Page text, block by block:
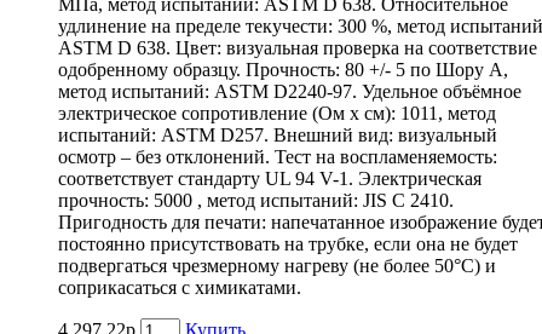
МПа, метод испытаний: ASTM D 638. Относительное
удлинение на пределе текучести: 300 %, метод
ASTM D 638. Цвет: визуальная проверка на соответствие
одобренному образцу. Прочность: 80 +/- 5 по Шору А,
метод испытаний: ASTM D2240-97. Удельное объёмное
электрическое сопротивление (Ом х см): 1011, метод
испытаний: ASTM D257. Внешний вид: визуальный
осмотр – без отклонений. Тест на воспламеняемость:
соответствует стандарту UL 94 V-1. Электрическая
прочность: 5000 , метод испытаний: JIS C 2410.
Пригодность для печати: напечатанное изображение
постоянно присутствовать на трубке, если она не будет
подвергаться чрезмерному нагреву (не более 50°С) и
соприкасаться с химикатами.